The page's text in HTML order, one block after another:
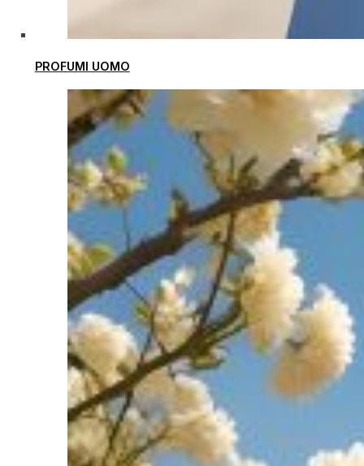
PROFUMI UOMO